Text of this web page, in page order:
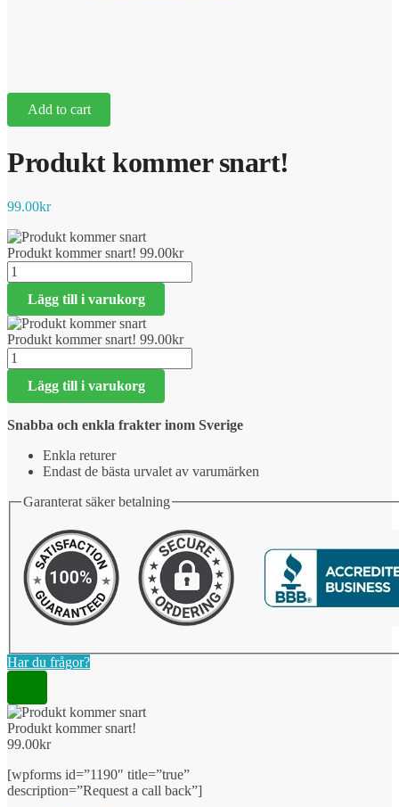
Add to cart
Produkt kommer snart!
99.00kr
Produkt kommer snart! 99.00kr
Produkt
kommer
snart!
mängd
Lägg till i varukorg
Produkt kommer snart! 99.00kr
Produkt
kommer
snart!
mängd
Lägg till i varukorg
Snabba och enkla frakter inom Sverige
Enkla returer
Endast de bästa urvalet av varumärken
Garanterat säker betalning
Har du frågor?
Produkt kommer snart!
99.00kr
[wpforms id=”1190″ title=”true”
description=”Request a call back”]